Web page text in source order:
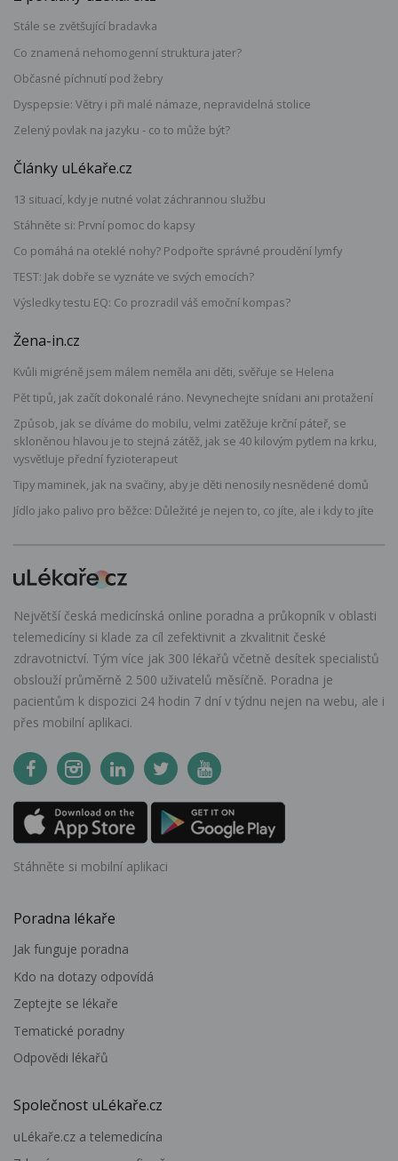
Stále se zvětšující bradavka
Co znamená nehomogenní struktura jater?
Občasné píchnutí pod žebry
Dyspepsie: Větry i při malé námaze, nepravidelná stolice
Zelený povlak na jazyku - co to může být?
Články uLékaře.cz
13 situací, kdy je nutné volat záchrannou službu
Stáhněte si: První pomoc do kapsy
Co pomáhá na oteklé nohy? Podpořte správné proudění lymfy
TEST: Jak dobře se vyznáte ve svých emocích?
Výsledky testu EQ: Co prozradil váš emoční kompas?
Žena-in.cz
Kvůli migréně jsem málem neměla ani děti, svěřuje se Helena
Pět tipů, jak začít dokonalé ráno. Nevynechejte snídani ani protažení
Způsob, jak se díváme do mobilu, velmi zatěžuje krční páteř, se
skloněnou hlavou je to stejná zátěž, jak se 40 kilovým pytlem na krku,
vysvětluje přední fyzioterapeut
Tipy maminek, jak na svačiny, aby je děti nenosily nesnědené domů
Jídlo jako palivo pro běžce: Důležité je nejen to, co jíte, ale i kdy to jíte
Největší česká medicínská online poradna a průkopník v oblasti
telemedicíny si klade za cíl zefektivnit a zkvalitnit české
zdravotnictví. Tým více jak 300 lékařů včetně desítek specialistů
obslouží průměrně 2 500 uživatelů měsíčně. Poradna je
pacientům k dispozici 24 hodin 7 dní v týdnu nejen na webu, ale i
přes mobilní aplikaci.
Stáhněte si mobilní aplikaci
Poradna lékaře
Jak funguje poradna
Kdo na dotazy odpovídá
Zeptejte se lékaře
Tematické poradny
Odpovědi lékařů
Společnost uLékaře.cz
uLékaře.cz a telemedicína